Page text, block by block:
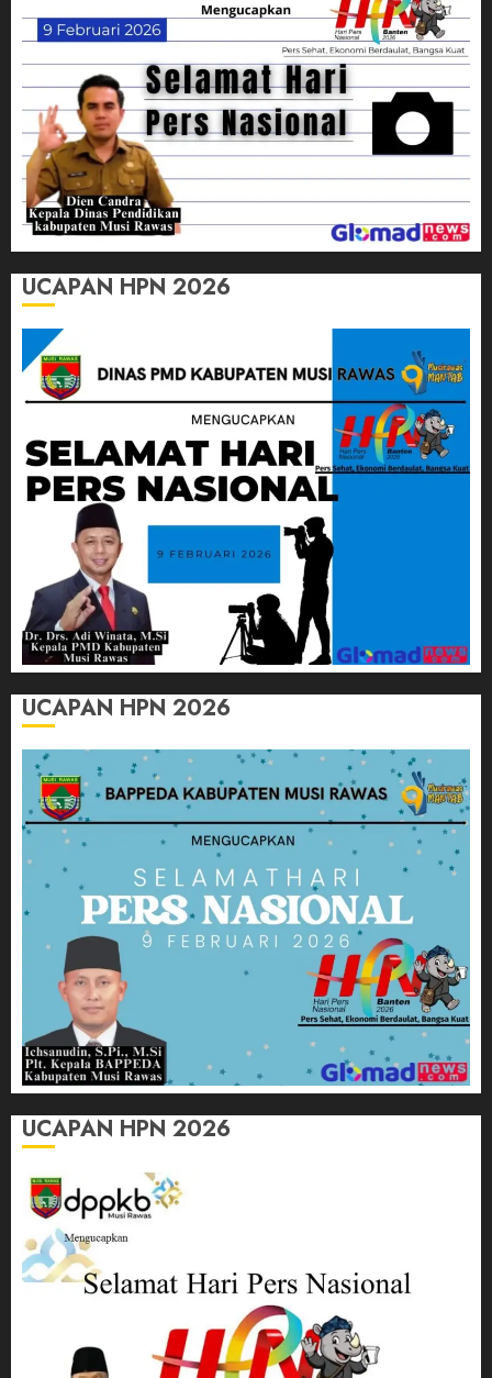
UCAPAN HPN 2026
UCAPAN HPN 2026
UCAPAN HPN 2026